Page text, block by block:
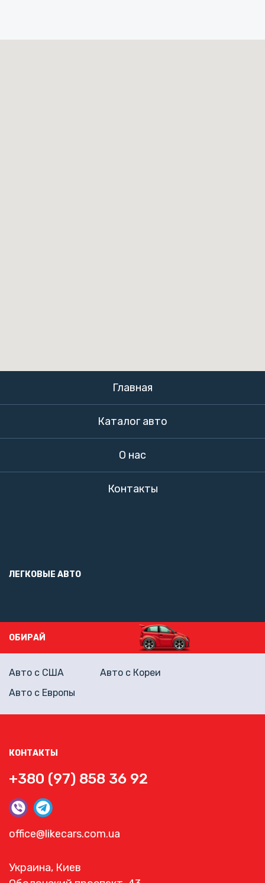
Главная
Каталог авто
О нас
Контакты
ЛЕГКОВЫЕ АВТО
КОНТАКТЫ
+380 (97) 858 36 92
office@likecars.com.ua
Украина, Киев
ОБИРАЙ
Авто с США
Авто с Кореи
Авто с Европы